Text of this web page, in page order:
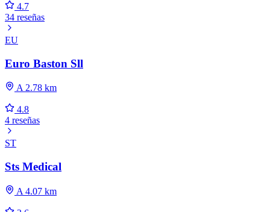
4.7
34 reseñas
EU
Euro Baston Sll
A 2.78 km
4.8
4 reseñas
ST
Sts Medical
A 4.07 km